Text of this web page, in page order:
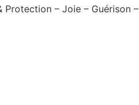
– Joie – Guérison –